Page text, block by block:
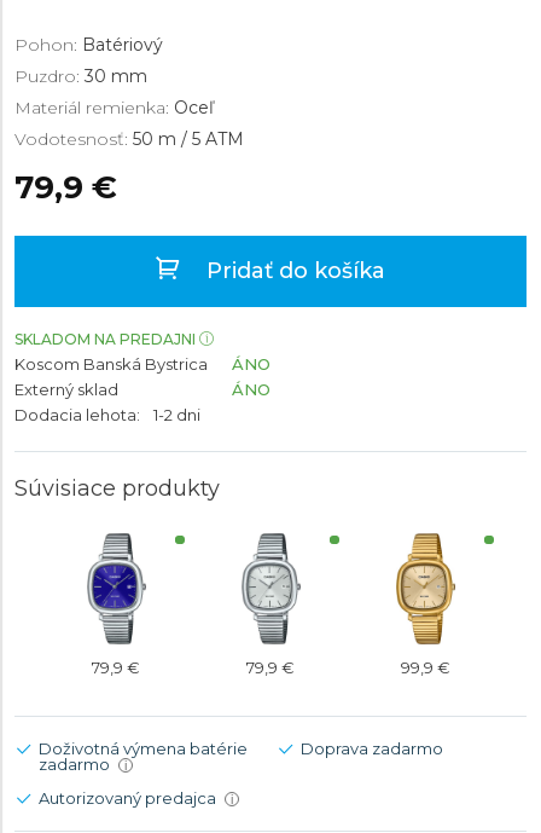
Pohon: Batériový
Puzdro: 30 mm
Materiál remienka: Oceľ
Vodotesnosť: 50 m / 5 ATM
79,9 €
Pridať do košíka
SKLADOM NA PREDAJNI
Koscom Banská Bystrica
ÁNO
Externý sklad
ÁNO
Dodacia lehota:
1-2 dni
Súvisiace produkty
79,9 € 79,9 € 99,9 €
Doživotná výmena batérie
zadarmo
i
Doprava zadarmo
Autorizovaný predajca i